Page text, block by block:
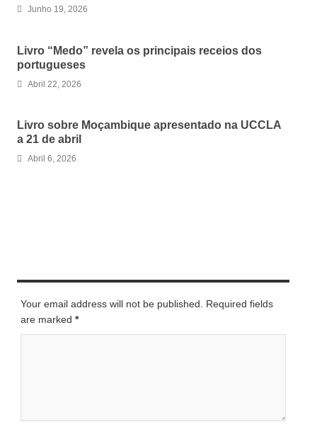
Junho 19, 2026
Livro “Medo” revela os principais receios dos
portugueses
Abril 22, 2026
Livro sobre Moçambique apresentado na UCCLA
a 21 de abril
Abril 6, 2026
Your email address will not be published. Required fields
are marked *